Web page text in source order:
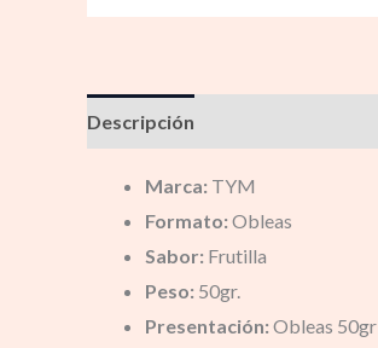
Descripción
Marca: TYM
Formato: Obleas
Sabor: Frutilla
Peso: 50gr.
Presentación: Obleas 50gr